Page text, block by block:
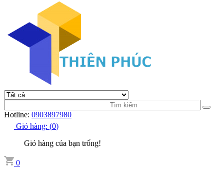
Hotline: 0903897980
Giỏ hàng: (0)
Giỏ hàng của bạn trống!
0